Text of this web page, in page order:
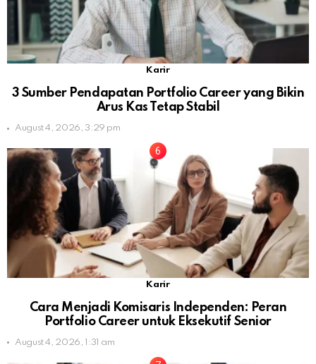
Karir
3 Sumber Pendapatan Portfolio Career yang Bikin
Arus Kas Tetap Stabil
August 4, 2026, 3:29 pm
Karir
Cara Menjadi Komisaris Independen: Peran
Portfolio Career untuk Eksekutif Senior
August 4, 2026, 1:31 am